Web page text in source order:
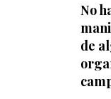
No
de